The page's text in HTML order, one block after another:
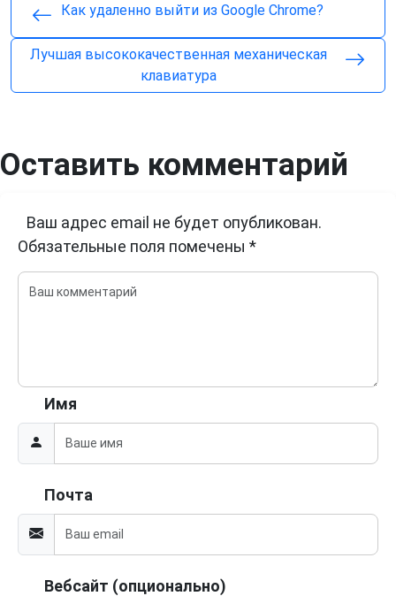
Как удаленно выйти из Google Chrome?
Лучшая высококачественная механическая
клавиатура
Оставить комментарий
Ваш адрес email не будет опубликован.
Обязательные поля помечены *
Имя
Почта
Вебсайт (опционально)